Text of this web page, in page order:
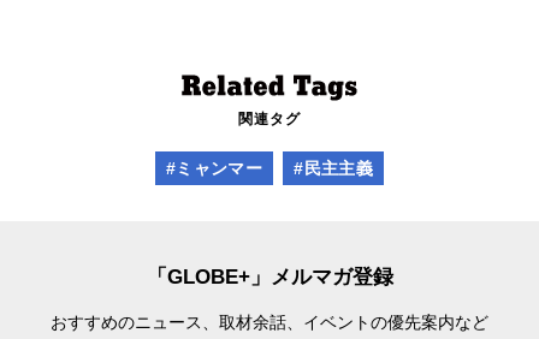
関連タグ
#ミャンマー #民主主義
「GLOBE+」メルマガ登録
おすすめのニュース、取材余話、 イベントの優先案内など